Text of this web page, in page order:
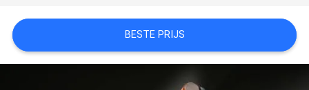
BESTE PRIJS